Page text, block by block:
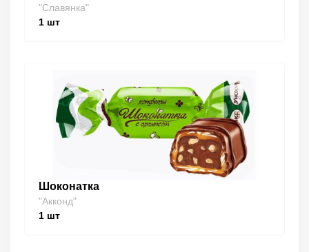
"Славянка"
1 шт
Шоконатка
"Акконд"
1 шт